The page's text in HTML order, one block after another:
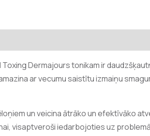
Dermajours tonikam ir
ar vecumu saistītu izmaiņu
un veicina ātrāko un efektīvāko
visaptveroši iedarbojoties uz